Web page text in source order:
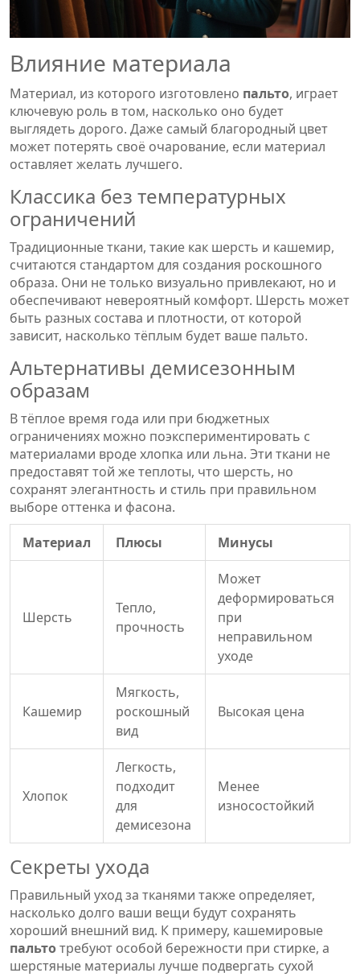
Влияние материала
Материал, из которого изготовлено пальто, играет
ключевую роль в том, насколько оно будет
выглядеть дорого. Даже самый благородный цвет
может потерять своё очарование, если материал
оставляет желать лучшего.
Классика без температурных
ограничений
Традиционные ткани, такие как шерсть и кашемир,
считаются стандартом для создания роскошного
образа. Они не только визуально привлекают, но и
обеспечивают невероятный комфорт. Шерсть может
быть разных состава и плотности, от которой
зависит, насколько тёплым будет ваше пальто.
Альтернативы демисезонным
образам
В тёплое время года или при бюджетных
ограничениях можно поэкспериментировать с
материалами вроде хлопка или льна. Эти ткани не
предоставят той же теплоты, что шерсть, но
сохранят элегантность и стиль при правильном
выборе оттенка и фасона.
Материал
Плюсы Минусы
Шерсть
Тепло,
прочность
Может
деформироваться
при
неправильном
уходе
Кашемир
Мягкость,
роскошный
вид
Высокая цена
Хлопок
Легкость,
подходит
для
демисезона
Менее
износостойкий
Секреты ухода
Правильный уход за тканями также определяет,
насколько долго ваши вещи будут сохранять
хороший внешний вид. К примеру, кашемировые
пальтотребуют особой бережности при стирке, а
шерстяные материалы лучше подвергать сухой